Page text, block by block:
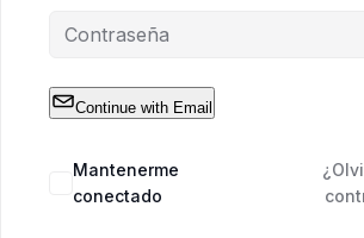
Continue with Email
Mantenerme
conectado